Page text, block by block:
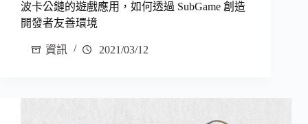
波卡公鏈的遊戲應用，如何透過 SubGame 創造
開發者友善環境
資訊 2021/03/12